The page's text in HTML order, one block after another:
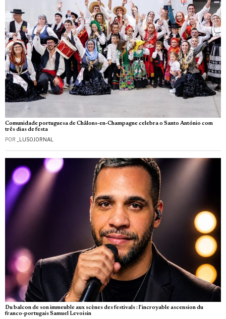
Comunidade portuguesa de Châlons-en-Champagne celebra o Santo António com
três dias de festa
POR _LUSOJORNAL
Du balcon de son immeuble aux scènes des festivals : l’incroyable ascension du
franco-portugais Samuel Levoisin